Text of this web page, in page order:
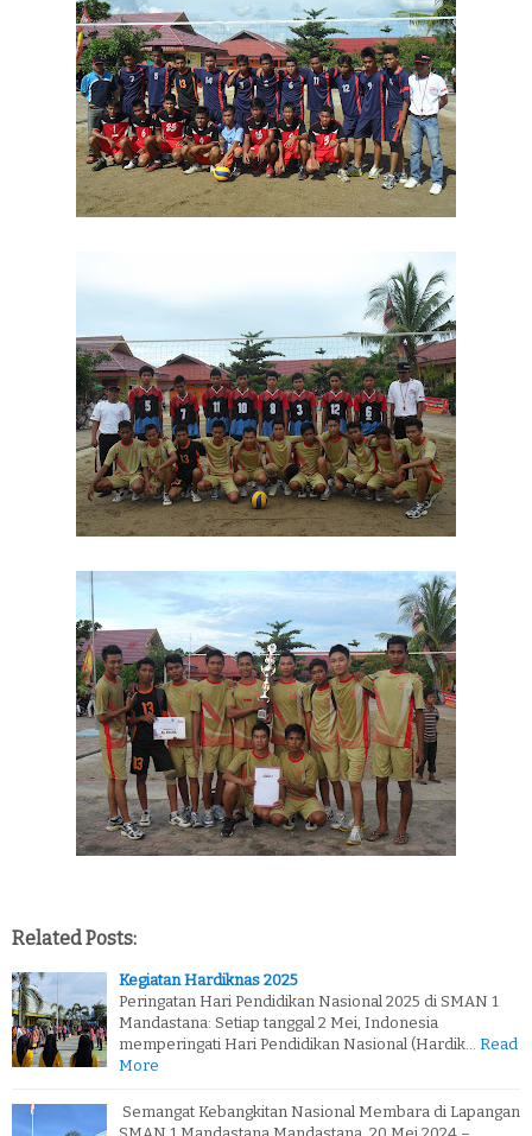
Related Posts:
Kegiatan Hardiknas 2025
Peringatan Hari Pendidikan Nasional 2025 di SMAN 1
Mandastana: Setiap tanggal 2 Mei, Indonesia
memperingati Hari Pendidikan Nasional (Hardik… Read
More
Semangat Kebangkitan Nasional Membara di Lapangan